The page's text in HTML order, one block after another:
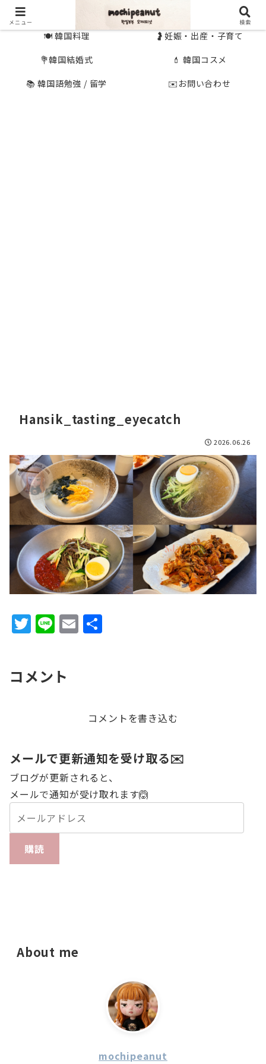
🍽 韓国料理
🤰妊娠・出産・子育て
💐韓国結婚式
💄 韓国コスメ
📚 韓国語勉強 / 留学
✉️お問い合わせ
Hansik_tasting_eyecatch
2026.06.26
T
w
te
Li
n
E
m
コメント
コメントを書き込む
メールで更新通知を受け取る✉️
ブログが更新されると、
メールで通知が受け取れます🙆
購読
About me
mochipeanut
メニュー 検索